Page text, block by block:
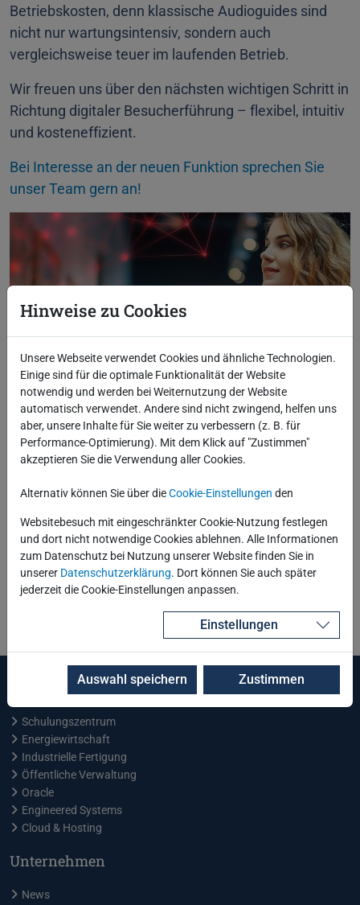
Betriebskosten, denn klassische Audioguides sind
nicht nur wartungsintensiv, sondern auch
vergleichsweise teuer im laufenden Betrieb.
Wir freuen uns über den nächsten wichtigen Schritt in
Richtung digitaler Besucherführung – flexibel, intuitiv
und kosteneffizient.
Bei Interesse an der neuen Funktion sprechen Sie
unser Team gern an!
Leistungen und Services
Schulungszentrum
Energiewirtschaft
Industrielle Fertigung
Öffentliche Verwaltung
Oracle
Engineered Systems
Cloud & Hosting
Unternehmen
News
Hinweise zu Cookies
Unsere Webseite verwendet Cookies und ähnliche Technologien.
Einige sind für die optimale Funktionalität der Website
notwendig und werden bei Weiternutzung der Website
automatisch verwendet. Andere sind nicht zwingend, helfen uns
aber, unsere Inhalte für Sie weiter zu verbessern (z. B. für
Performance-Optimierung). Mit dem Klick auf "Zustimmen"
akzeptieren Sie die Verwendung aller Cookies.
Alternativ können Sie über dieCookie-Einstellungen den
Websitebesuch mit eingeschränkter Cookie-Nutzung festlegen
und dort nicht notwendige Cookies ablehnen. Alle Informationen
zum Datenschutz bei Nutzung unserer Website finden Sie in
unserer Datenschutzerklärung. Dort können Sie auch später
jederzeit die Cookie-Einstellungen anpassen.
Einstellungen
Auswahl speichern Zustimmen